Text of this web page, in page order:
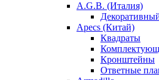
A.G.B. (Италия)
Apecs (Китай)
Квадраты
Кронштейны
Ответные